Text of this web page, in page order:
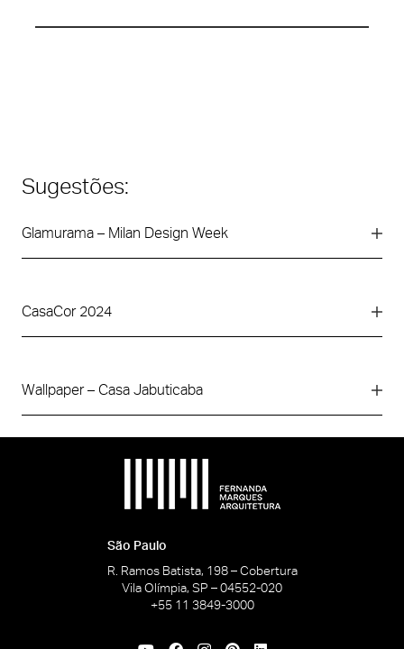
Sugestões:
Glamurama – Milan Design Week
CasaCor 2024
Wallpaper – Casa Jabuticaba
São Paulo
R. Ramos Batista, 198 – Cobertura
Vila Olímpia, SP – 04552-020
+55 11 3849-3000